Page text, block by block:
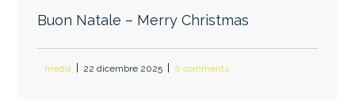
Buon Natale – Merry Christmas
media 22 dicembre 2025 0 comments